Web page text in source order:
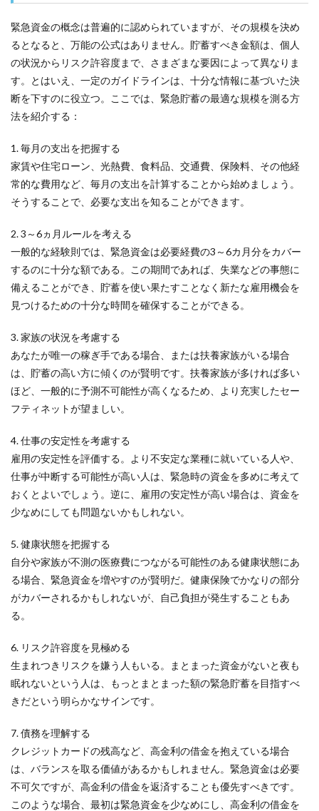
緊急資金の概念は普遍的に認められていますが、その規模を決め
るとなると、万能の公式はありません。貯蓄すべき金額は、個人
の状況からリスク許容度まで、さまざまな要因によって異なりま
す。とはいえ、一定のガイドラインは、十分な情報に基づいた決
断を下すのに役立つ。ここでは、緊急貯蓄の最適な規模を測る方
法を紹介する：
1. 毎月の支出を把握する
家賃や住宅ローン、光熱費、食料品、交通費、保険料、その他経
常的な費用など、毎月の支出を計算することから始めましょう。
そうすることで、必要な支出を知ることができます。
2. 3～6ヵ月ルールを考える
一般的な経験則では、緊急資金は必要経費の3～6カ月分をカバー
するのに十分な額である。この期間であれば、失業などの事態に
備えることができ、貯蓄を使い果たすことなく新たな雇用機会を
見つけるための十分な時間を確保することができる。
3. 家族の状況を考慮する
あなたが唯一の稼ぎ手である場合、または扶養家族がいる場合
は、貯蓄の高い方に傾くのが賢明です。扶養家族が多ければ多い
ほど、一般的に予測不可能性が高くなるため、より充実したセー
フティネットが望ましい。
4. 仕事の安定性を考慮する
雇用の安定性を評価する。より不安定な業種に就いている人や、
仕事が中断する可能性が高い人は、緊急時の資金を多めに考えて
おくとよいでしょう。逆に、雇用の安定性が高い場合は、資金を
少なめにしても問題ないかもしれない。
5. 健康状態を把握する
自分や家族が不測の医療費につながる可能性のある健康状態にあ
る場合、緊急資金を増やすのが賢明だ。健康保険でかなりの部分
がカバーされるかもしれないが、自己負担が発生することもあ
る。
6. リスク許容度を見極める
生まれつきリスクを嫌う人もいる。まとまった資金がないと夜も
眠れないという人は、もっとまとまった額の緊急貯蓄を目指すべ
きだという明らかなサインです。
7. 債務を理解する
クレジットカードの残高など、高金利の借金を抱えている場合
は、バランスを取る価値があるかもしれません。緊急資金は必要
不可欠ですが、高金利の借金を返済することも優先すべきです。
このような場合、最初は緊急資金を少なめにし、高金利の借金を